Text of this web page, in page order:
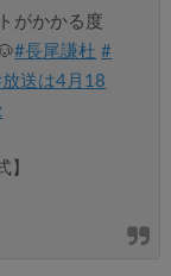
がかかる度
#長尾謙杜 #
送は4月18
】